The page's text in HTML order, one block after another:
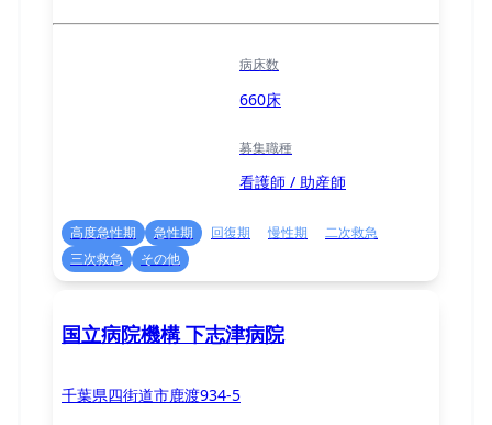
病床数
660床
募集職種
看護師 / 助産師
高度急性期 急性期 回復期 慢性期
二次救急
三次救急
その他
国立病院機構 下志津病院
千葉県四街道市鹿渡934-5